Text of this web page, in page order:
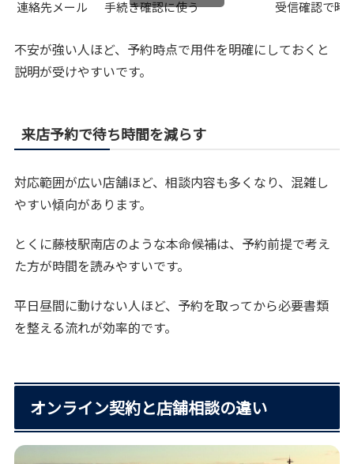
連絡先メール
手続き確認に使う 受信確認で時
不安が強い人ほど、予約時点で用件を明確にしておくと
説明が受けやすいです。
来店予約で待ち時間を減らす
対応範囲が広い店舗ほど、相談内容も多くなり、混雑し
やすい傾向があります。
とくに藤枝駅南店のような本命候補は、予約前提で考え
た方が時間を読みやすいです。
平日昼間に動けない人ほど、予約を取ってから必要書類
を整える流れが効率的です。
オンライン契約と店舗相談の違い